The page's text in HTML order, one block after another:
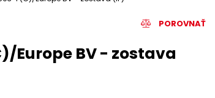
POROVNAŤ
Europe BV - zostava